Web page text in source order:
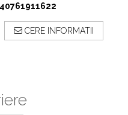
CERE INFORMATII